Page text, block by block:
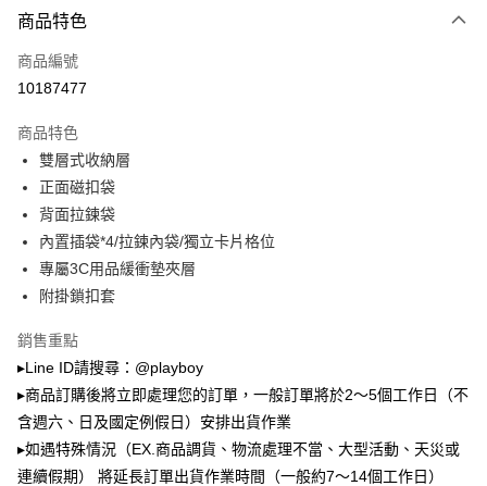
2.付款方式選擇「大哥付你分期」，訂單成立後會自動跳轉到大哥付的交易
成交易。
3.實際核准額度、可分期數及費用金額請依後續交易確認頁面所載為準。
消。如遇「轉專審核」未通過狀況，表示未達大哥付你分期系統評分，恕無
法說明評估內容。
【繳款方式說明】
1.分期款項不併入電信帳單，「大哥付你分期」於每月結算日後寄送繳費提
2.透過簡訊連結打開帳單後，可選擇「超商條碼／台灣大直營門市／銀行轉
帳／街口支付／iPASS MONEY」等通路繳費。
【注意事項】
1.本服務係由「台灣大哥大股份有限公司」（以下簡稱本公司）所提供，讓
買賣價金債權讓與本公司後，依約使用本公司帳單繳交帳款。
2.基於同意付款使用「大哥付你分期」之契約關係目的，商店將以您的個人
資料（包含姓名、電話或地址）提供予台灣大哥大進項蒐集、處理及利用，
由本公司與您本人進行分期帳單所需資料之確認、核對及更正。
3.完整用戶服務條款，請詳閱以下連結：https://oppay.tw/userRule
運送方式
全家取貨付款
付款後全家取貨
每筆NT$100，滿NT$700(含以上)免運費
每筆NT$100，滿NT$900(含以上)免運費
付款後萊爾富取貨
7-11取貨付款
每筆NT$100，滿NT$900(含以上)免運費
付款後7-11取貨
每筆NT$100，滿NT$700(含以上)免運費
商品特色
商品編號
10187477
商品特色
雙層式收納層
正面磁扣袋
背面拉鍊袋
內置插袋*4/拉鍊內袋/獨立卡片格位
專屬3C用品緩衝墊夾層
附掛鎖扣套
銷售重點
▸Line ID請搜尋：@playboy
▸商品訂購後將立即處理您的訂單，一般訂單將於2～5個工作日（不
含週六、日及國定例假日）安排出貨作業
▸如遇特殊情況（EX.商品調貨、物流處理不當、大型活動、天災或
連續假期） 將延長訂單出貨作業時間（一般約7～14個工作日）